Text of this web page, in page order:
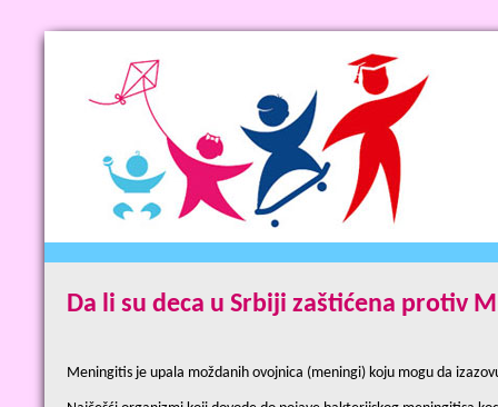
Da li su deca u Srbiji zaštićena protiv
Meningitis je upala moždanih ovojnica (meningi) koju mogu da